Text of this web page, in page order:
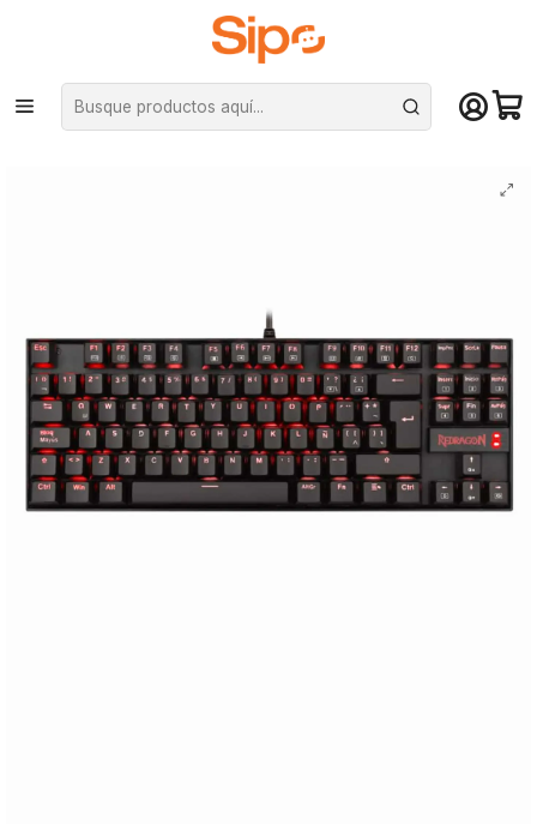
¡Compra hasta mediodía y recibe hoy! De lunes a sábado en el gran
Santiago. Envío gratis desde $29.990
Inicio Computación y Gamers Teclados Mecánicos
Teclado gamer Redragon Kumara K552 - Single Color